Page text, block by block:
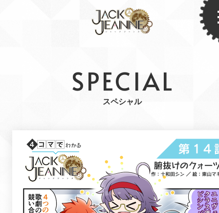
SPECIAL
スペシャル